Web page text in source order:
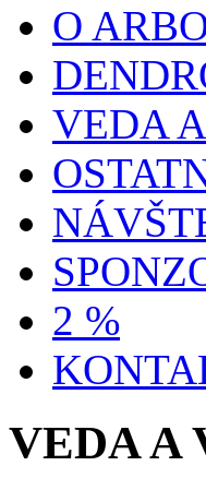
O
VEDA
2 %
VEDA A